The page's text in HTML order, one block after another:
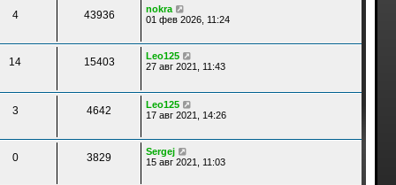
4 43936
nokra
01 фев 2026, 11:24
14 15403
Leo125
27 авг 2021, 11:43
3 4642
Leo125
17 авг 2021, 14:26
0 3829
Sergej
15 авг 2021, 11:03